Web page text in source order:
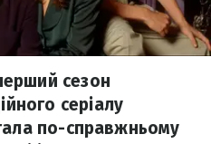
сезон
серіалу
по-справжньому